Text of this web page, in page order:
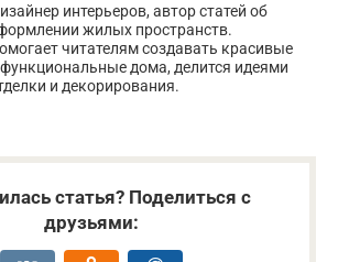
интерьеров, автор статей об
жилых пространств.
читателям создавать красивые
дома, делится идеями
и декорирования.
статья? Поделиться с
друзьями: